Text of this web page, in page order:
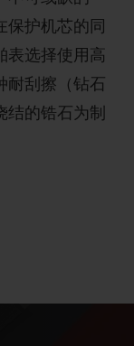
护机芯的同
表选择使用高
耐刮擦（钻石
结的锆石为制